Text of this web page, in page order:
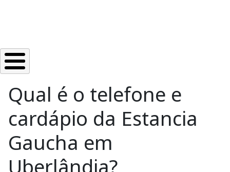
Qual é o telefone e
cardápio da Estancia
Gaucha em
Uberlândia?